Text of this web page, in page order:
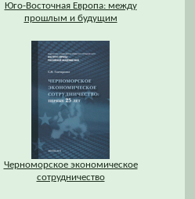
Юго-Восточная Европа: между
прошлым и будущим
Черноморское экономическое
сотрудничество